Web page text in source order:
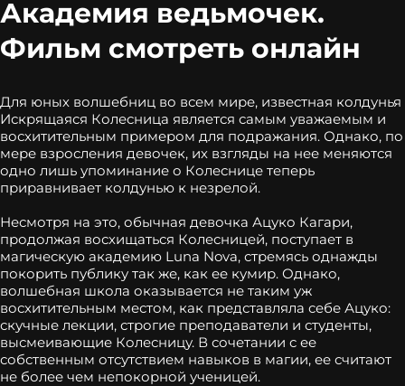
Академия ведьмочек.
Фильм смотреть онлайн
Для юных волшебниц во всем мире, известная колдунья
Искрящаяся Колесница является самым уважаемым и
восхитительным примером для подражания. Однако, по
мере взросления девочек, их взгляды на нее меняются
одно лишь упоминание о Колеснице теперь
приравнивает колдунью к незрелой.
Несмотря на это, обычная девочка Ацуко Кагари,
продолжая восхищаться Колесницей, поступает в
магическую академию Luna Nova, стремясь однажды
покорить публику так же, как ее кумир. Однако,
волшебная школа оказывается не таким уж
восхитительным местом, как представляла себе Ацуко:
скучные лекции, строгие преподаватели и студенты,
высмеивающие Колесницу. В сочетании с ее
собственным отсутствием навыков в магии, ее считают
не более чем непокорной ученицей.